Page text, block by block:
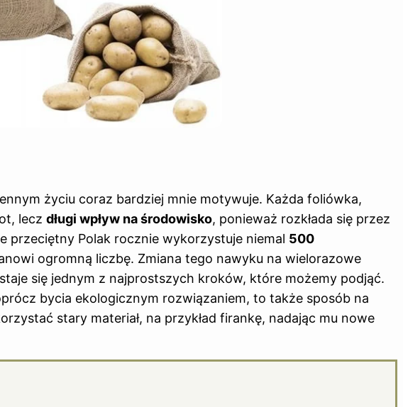
życiu coraz bardziej mnie motywuje. Każda foliówka,
lecz długi wpływ na środowisko, ponieważ rozkłada się przez
przeciętny Polak rocznie wykorzystuje niemal 500
ogromną liczbę. Zmiana tego nawyku na wielorazowe
się jednym z najprostszych kroków, które możemy podjąć.
bycia ekologicznym rozwiązaniem, to także sposób na
stary materiał, na przykład firankę, nadając mu nowe